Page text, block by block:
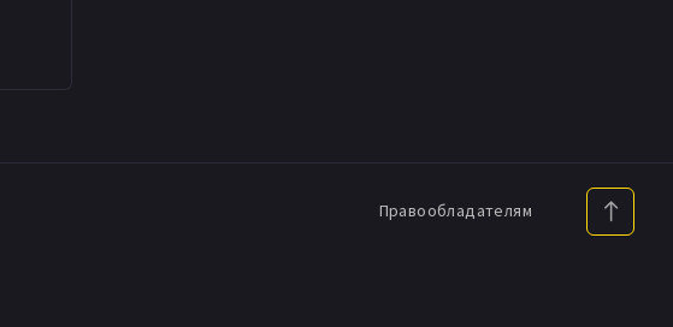
Правообладателям